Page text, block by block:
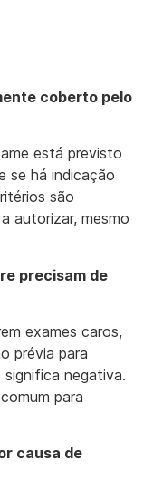
coberto pelo
está previsto
se há indicação
são
autorizar, mesmo
precisam de
exames caros,
prévia para
significa negativa.
para
causa de